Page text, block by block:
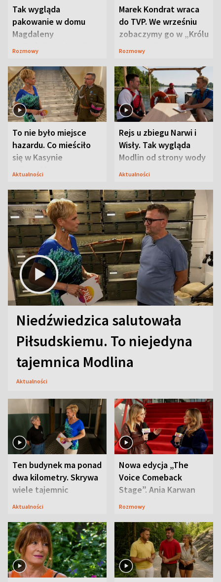
Tak wygląda
pakowanie w domu
Magdaleny
Waligórskiej-Lisieckiej.
Rozmowy
Marek Kondrat wraca
do TVP. We wrześniu
zobaczymy go w „Królu
Maciusiu I”
Rozmowy
To nie było miejsce
hazardu. Co mieściło
się w Kasynie
Oficerskim?
Aktualności
Rejs u zbiegu Narwi i
Wisły. Tak wygląda
Modlin od strony wody
Aktualności
Niedźwiedzica salutowała
Piłsudskiemu. To niejedyna
tajemnica Modlina
Aktualności
Ten budynek ma ponad
dwa kilometry. Skrywa
wiele tajemnic
Aktualności
Nowa edycja „The
Voice Comeback
Stage”. Ania Karwan
zapowiada
Rozmowy